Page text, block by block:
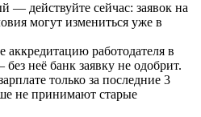
— действуйте сейчас: заявок на
могут измениться уже в
аккредитацию работодателя в
неё банк заявку не одобрит.
только за последние 3
не принимают старые